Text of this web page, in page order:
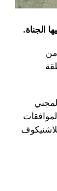
الجناة.
من